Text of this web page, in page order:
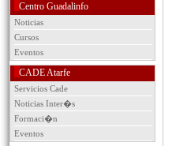
Centro Guadalinfo
Noticias
Cursos
Eventos
CADE Atarfe
Servicios Cade
Noticias Inter�s
Formaci�n
Eventos